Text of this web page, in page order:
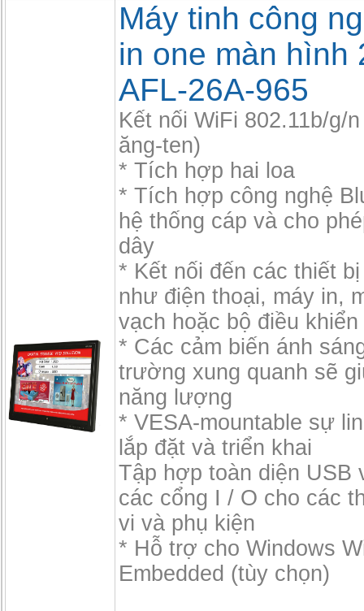
Máy tinh công
in one màn hình
AFL-26A-965
Kết nối WiFi 802.11b/g/
ăng-ten)
* Tích hợp hai loa
* Tích hợp công nghệ
hệ thống cáp và cho
dây
* Kết nối đến các thiết
như điện thoại, máy in,
vạch hoặc bộ điều
* Các cảm biến ánh
trường xung quanh sẽ
năng lượng
* VESA-mountable sự
lắp đặt và triển khai
Tập hợp toàn diện USB
các cổng I / O cho các
vi và phụ kiện
* Hỗ trợ cho Windows
Embedded (tùy chọn)